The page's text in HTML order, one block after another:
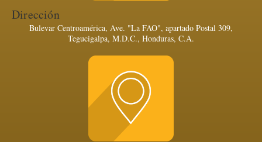
Dirección
Bulevar Centroamérica, Ave. "La FAO", apartado Postal 309,
Tegucigalpa, M.D.C., Honduras, C.A.